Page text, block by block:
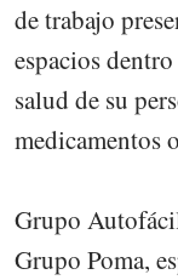
de trabajo
espacios
salud de su
medicamentos
Grupo
Grupo Poma,